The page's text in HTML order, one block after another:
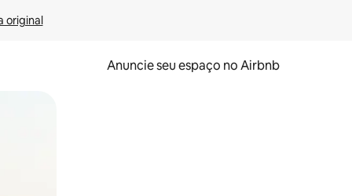
original
Anuncie seu espaço no Airbnb